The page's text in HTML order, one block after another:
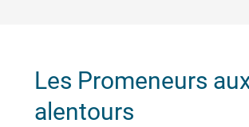
Les Promeneurs
alentours